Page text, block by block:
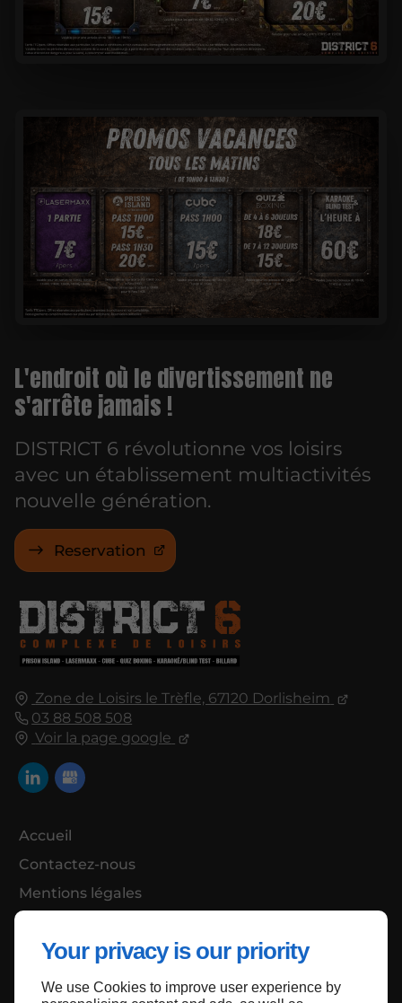
Your privacy is our priority
We use Cookies to improve user experience by
Zone de Loisirs le Trèfle, 67120 Dorlisheim
03 88 508 508
Voir la page google
Accueil
Contactez-nous
Mentions légales
L'endroit où le divertissement ne
s'arrête jamais !
DISTRICT 6 révolutionne vos loisirs
avec un établissement multiactivités
nouvelle génération.
Reservation